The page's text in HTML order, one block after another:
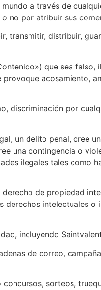
a través de
no por atribuir sus
transmitir, distribuir,
que sea falso,
acosamiento,
discriminación por
un delito penal, cree
una contingencia o
ilegales tales como
de propiedad
intelectuales o
incluyendo
de correo,
sorteos,